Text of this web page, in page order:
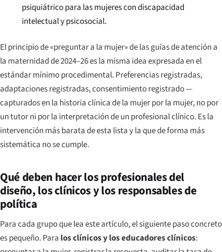
psiquiátrico para las mujeres con discapacidad
intelectual y psicosocial.
El principio de «preguntar a la mujer» de las guías de atención a
la maternidad de 2024–26 es la misma idea expresada en el
estándar mínimo procedimental. Preferencias registradas,
adaptaciones registradas, consentimiento registrado —
capturados en la historia clínica de la mujer por la mujer, no por
un tutor ni por la interpretación de un profesional clínico. Es la
intervención más barata de esta lista y la que de forma más
sistemática no se cumple.
Qué deben hacer los profesionales del
diseño, los clínicos y los responsables de
política
Para cada grupo que lea este artículo, el siguiente paso concreto
es pequeño. Para los clínicos y los educadores clínicos: